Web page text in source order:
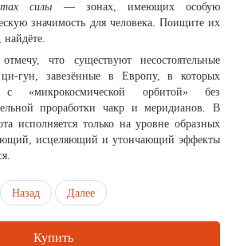
силы — зонах, имеющих особую
значимость для человека. Поищите их
что существуют несостоятельные
ци-гун, завезённые в Европу, в которых
с «микрокосмической орбитой» без
проработки чакр и меридианов. В
исполняется только на уровне образных
исцеляющий и утончающий эффекты
Назад Далее
Купить